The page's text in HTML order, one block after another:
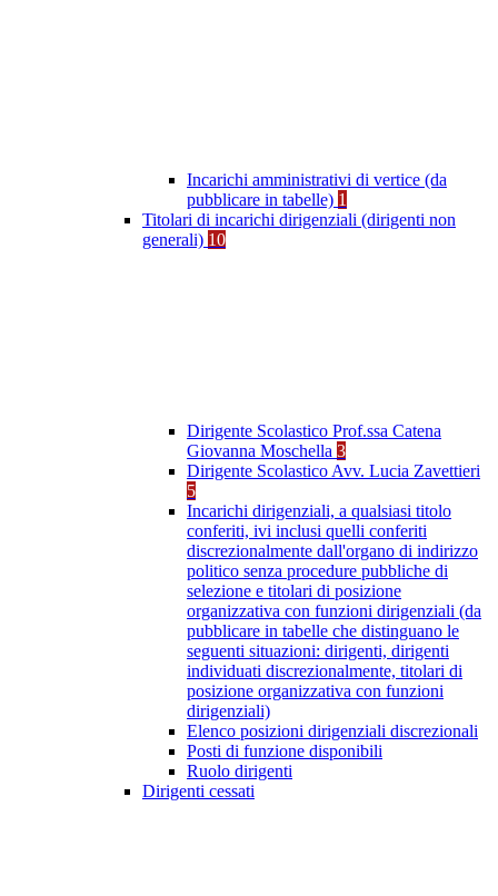
Incarichi amministrativi di vertice (da
pubblicare in tabelle) 1
Titolari di incarichi dirigenziali (dirigenti non
generali) 10
Dirigente Scolastico Prof.ssa Catena
Giovanna Moschella 3
Dirigente Scolastico Avv. Lucia Zavettieri
5
Incarichi dirigenziali, a qualsiasi titolo
conferiti, ivi inclusi quelli conferiti
discrezionalmente dall'organo di indirizzo
politico senza procedure pubbliche di
selezione e titolari di posizione
organizzativa con funzioni dirigenziali (da
pubblicare in tabelle che distinguano le
seguenti situazioni: dirigenti, dirigenti
individuati discrezionalmente, titolari di
posizione organizzativa con funzioni
dirigenziali)
Elenco posizioni dirigenziali discrezionali
Posti di funzione disponibili
Ruolo dirigenti
Dirigenti cessati